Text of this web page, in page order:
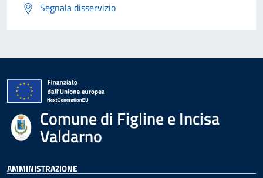
Segnala disservizio
Comune di Figline e Incisa
Valdarno
AMMINISTRAZIONE